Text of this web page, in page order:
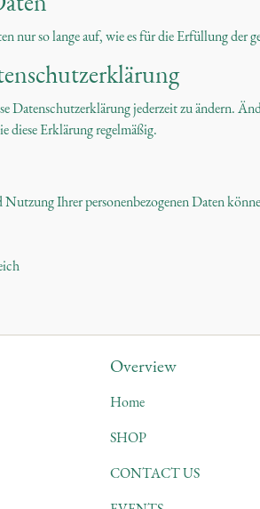
nur so lange auf, wie es für die Erfüllung
Datenschutzerklärung jederzeit zu ändern.
diese Erklärung regelmäßig.
Ihrer personenbezogenen Daten
Overview
Home
SHOP
CONTACT US